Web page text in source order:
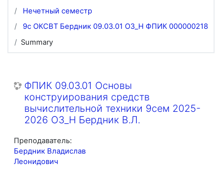
Нечетный семестр
9с ОКСВТ Бердник 09.03.01 ОЗ_Н ФПИК 000000218
Summary
ФПИК 09.03.01 Основы
конструирования средств
вычислительной техники 9сем 2025-
2026 ОЗ_Н Бердник В.Л.
Преподаватель:
Бердник Владислав
Леонидович